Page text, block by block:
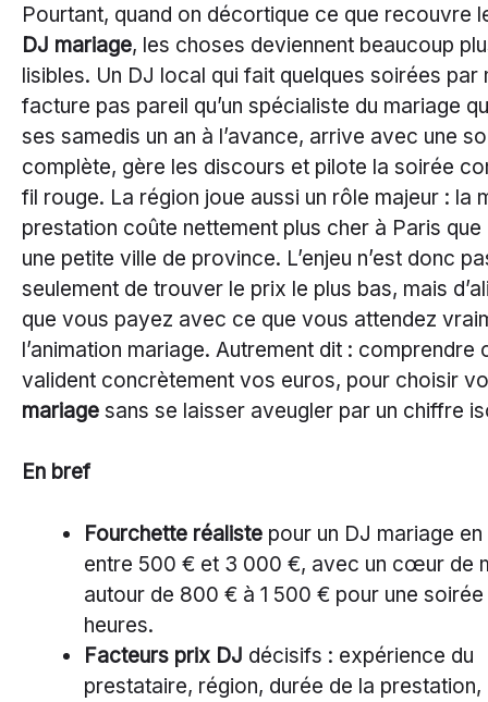
Pourtant, quand on décortique ce que recouvre
DJ mariage, les choses deviennent beaucoup
lisibles. Un DJ local qui fait quelques soirées par
facture pas pareil qu’un spécialiste du mariage
ses samedis un an à l’avance, arrive avec une
complète, gère les discours et pilote la soirée
fil rouge. La région joue aussi un rôle majeur : la
prestation coûte nettement plus cher à Paris que
une petite ville de province. L’enjeu n’est donc
seulement de trouver le prix le plus bas, mais
que vous payez avec ce que vous attendez
l’animation mariage. Autrement dit : comprendre
valident concrètement vos euros, pour choisir
mariage sans se laisser aveugler par un chiffre
En bref
Fourchette réaliste pour un DJ mariage
entre 500 € et 3 000 €, avec un cœur de
autour de 800 € à 1 500 € pour une
heures.
Facteurs prix DJ décisifs : expérience du
prestataire, région, durée de la prestation,